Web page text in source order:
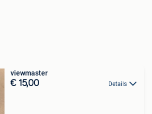
viewmaster
€ 15,00 Details